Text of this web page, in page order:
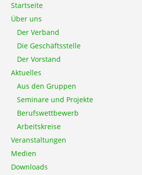
Startseite
Über uns
Der Verband
Die Geschäftsstelle
Der Vorstand
Aktuelles
Aus den Gruppen
Seminare und Projekte
Berufswettbewerb
Arbeitskreise
Veranstaltungen
Medien
Downloads